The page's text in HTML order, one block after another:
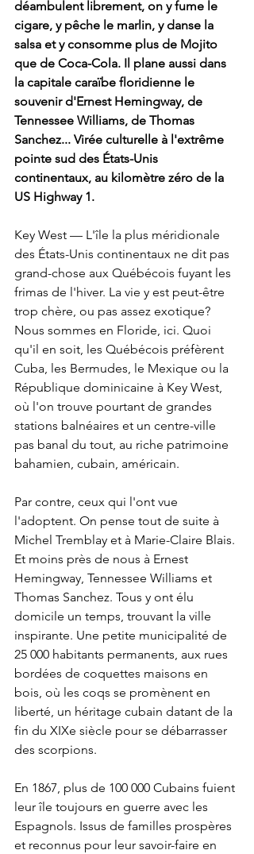
déambulent librement, on y fume le
cigare, y pêche le marlin, y danse la
salsa et y consomme plus de Mojito
que de Coca-Cola. Il plane aussi dans
la capitale caraïbe floridienne le
souvenir d'Ernest Hemingway, de
Tennessee Williams, de Thomas
Sanchez... Virée culturelle à l'extrême
pointe sud des États-Unis
continentaux, au kilomètre zéro de la
US Highway 1.
Key West — L'île la plus méridionale
des États-Unis continentaux ne dit pas
grand-chose aux Québécois fuyant les
frimas de l'hiver. La vie y est peut-être
trop chère, ou pas assez exotique?
Nous sommes en Floride, ici. Quoi
qu'il en soit, les Québécois préfèrent
Cuba, les Bermudes, le Mexique ou la
République dominicaine à Key West,
où l'on trouve pourtant de grandes
stations balnéaires et un centre-ville
pas banal du tout, au riche patrimoine
bahamien, cubain, américain.
Par contre, ceux qui l'ont vue
l'adoptent. On pense tout de suite à
Michel Tremblay et à Marie-Claire Blais.
Et moins près de nous à Ernest
Hemingway, Tennessee Williams et
Thomas Sanchez. Tous y ont élu
domicile un temps, trouvant la ville
inspirante. Une petite municipalité de
25 000 habitants permanents, aux rues
bordées de coquettes maisons en
bois, où les coqs se promènent en
liberté, un héritage cubain datant de la
fin du XIXe siècle pour se débarrasser
des scorpions.
En 1867, plus de 100 000 Cubains fuient
leur île toujours en guerre avec les
Espagnols. Issus de familles prospères
et reconnus pour leur savoir-faire en